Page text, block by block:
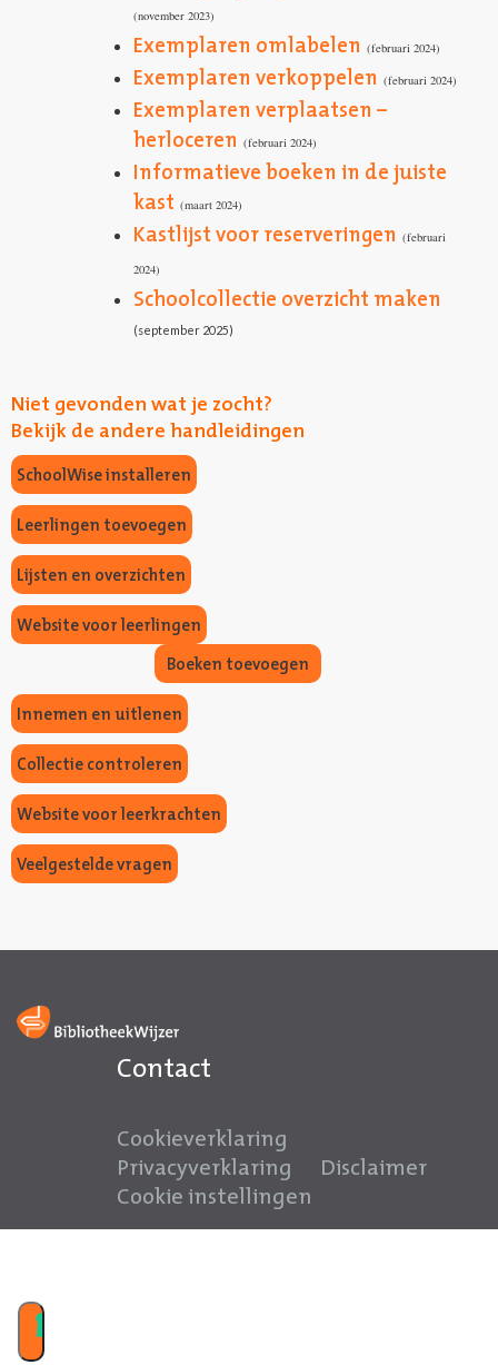
(november 2023)
Exemplaren omlabelen (februari 2024)
Exemplaren verkoppelen (februari 2024)
Exemplaren verplaatsen –
herloceren (februari 2024)
Informatieve boeken in de juiste
kast (maart 2024)
Kastlijst voor reserveringen (februari
2024)
Schoolcollectie overzicht maken
(september 2025)
Niet gevonden wat je zocht?
Bekijk de andere handleidingen
SchoolWise installeren
Leerlingen toevoegen
Lijsten en overzichten
Website voor leerlingen
Boeken toevoegen
Innemen en uitlenen
Collectie controleren
Website voor leerkrachten
Veelgestelde vragen
Contact
Cookieverklaring
Privacyverklaring
Disclaimer
Cookie instellingen